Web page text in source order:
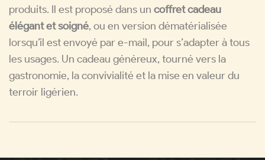
produits. Il est proposé dans un coffret cadeau
élégant et soigné, ou en version dématérialisée
lorsqu’il est envoyé par e-mail, pour s’adapter à tous
les usages. Un cadeau généreux, tourné vers la
gastronomie, la convivialité et la mise en valeur du
terroir ligérien.